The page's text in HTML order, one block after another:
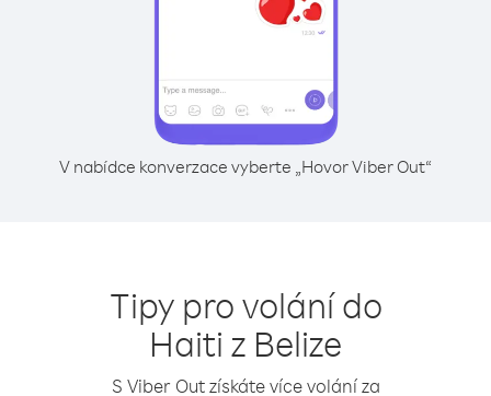
V nabídce konverzace vyberte „Hovor Viber Out“
Tipy pro volání do
Haiti z Belize
S Viber Out získáte více volání za